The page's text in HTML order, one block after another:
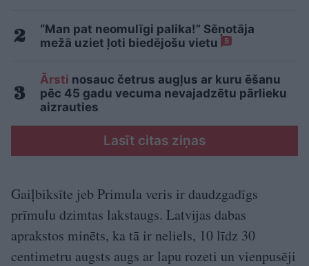
“Man pat neomulīgi palika!” Sēņotāja
mežā uziet ļoti biedējošu vietu
5
Ārsti nosauc četrus augļus ar kuru ēšanu
pēc 45 gadu vecuma nevajadzētu pārlieku
aizrauties
Lasīt citas ziņas
Gaiļbiksīte jeb Primula veris ir daudzgadīgs
prīmulu dzimtas lakstaugs. Latvijas dabas
aprakstos minēts, ka tā ir neliels, 10 līdz 30
centimetru augsts augs ar lapu rozeti un vienpusēji